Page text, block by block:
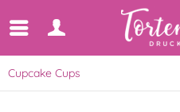
Cupcake Cups